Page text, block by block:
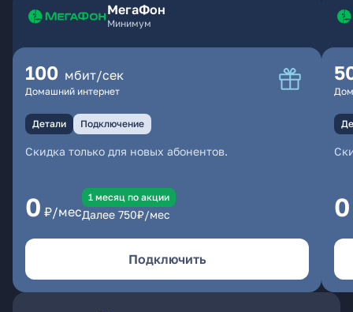
МегаФон
Минимум
100 мбит/сек
Домашний интернет
Детали Подключение
Скидка только для новых абонентов.
0 ₽/мес
1 месяц по акции
Далее 750₽/мес
Подключить
0